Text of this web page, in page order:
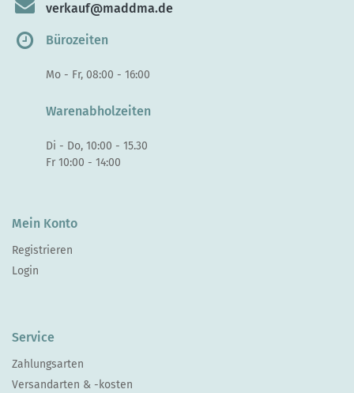
verkauf@maddma.de
Bürozeiten
Mo - Fr, 08:00 - 16:00
Warenabholzeiten
Di - Do, 10:00 - 15.30
Fr 10:00 - 14:00
Mein Konto
Registrieren
Login
Service
Zahlungsarten
Versandarten & -kosten